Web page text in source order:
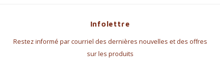
Infolettre
Restez informé par courriel des dernières nouvelles et des offres
sur les produits